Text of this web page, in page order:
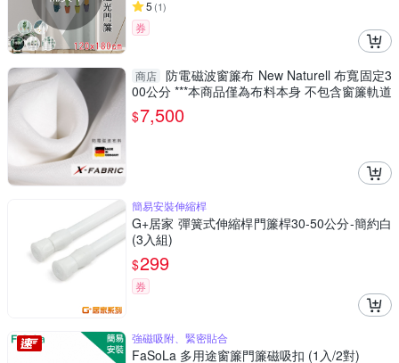
5 (1)
券
商店 防電磁波窗簾布 New Naturell 布寬固定3
00公分 ***本商品僅為布料本身 不包含窗簾軌道
等施作***
$7,500
簡易安裝伸縮桿
G+居家 彈簧式伸縮桿門簾桿30-50公分-簡約白
(3入組)
$299
券
強磁吸附、緊密貼合
FaSoLa 多用途窗簾門簾磁吸扣 (1入/2對)